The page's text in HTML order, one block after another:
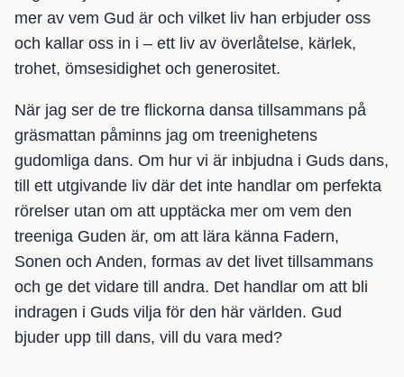
mer av vem Gud är och vilket liv han erbjuder oss
och kallar oss in i – ett liv av överlåtelse, kärlek,
trohet, ömsesidighet och generositet.
När jag ser de tre flickorna dansa tillsammans på
gräsmattan påminns jag om treenighetens
gudomliga dans. Om hur vi är inbjudna i Guds dans,
till ett utgivande liv där det inte handlar om perfekta
rörelser utan om att upptäcka mer om vem den
treeniga Guden är, om att lära känna Fadern,
Sonen och Anden, formas av det livet tillsammans
och ge det vidare till andra. Det handlar om att bli
indragen i Guds vilja för den här världen. Gud
bjuder upp till dans, vill du vara med?